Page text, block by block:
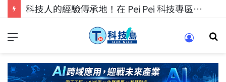
科技人的經驗傳承地！在 Pei Pei 科技專區，與學弟妹交流最硬核的技術